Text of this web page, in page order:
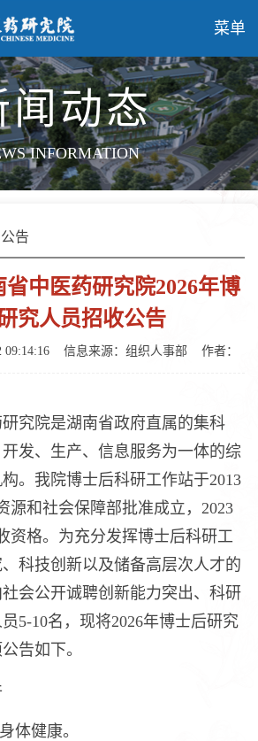
菜单
闻动态
INFORMATION
告
省中医药研究院2026年博
究人员招收公告
09:14:16 信息来源： 组织人事部 作者：
院是湖南省政府直属的集科
发、生产、信息服务为一体的综
。我院博士后科研工作站于2013
源和社会保障部批准成立，2023
资格。为充分发挥博士后科研工
科技创新以及储备高层次人才的
会公开诚聘创新能力突出、科研
5-10名，现将2026年博士后研究
告如下。
健康。